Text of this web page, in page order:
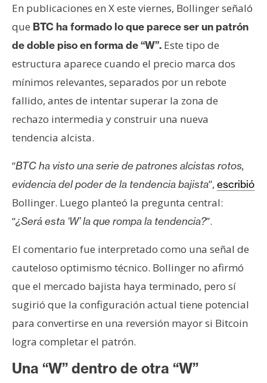
c
t
o
y
u
b
l
i
i
d
d
En publicaciones en X este viernes, Bollinger señaló
que BTC ha formado lo que parece ser un patrón
de doble piso en forma de “W”. Este tipo de
estructura aparece cuando el precio marca dos
mínimos relevantes, separados por un rebote
fallido, antes de intentar superar la zona de
rechazo intermedia y construir una nueva
tendencia alcista.
“BTC ha visto una serie de patrones alcistas rotos,
evidencia del poder de la tendencia bajista”, escribió
Bollinger. Luego planteó la pregunta central:
“¿Será esta ‘W’ la que rompa la tendencia?”.
El comentario fue interpretado como una señal de
cauteloso optimismo técnico. Bollinger no afirmó
que el mercado bajista haya terminado, pero sí
sugirió que la configuración actual tiene potencial
para convertirse en una reversión mayor si Bitcoin
logra completar el patrón.
Una “W” dentro de otra “W”